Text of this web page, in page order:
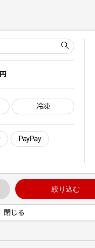
円
冷凍
PayPay
絞り込む
閉じる